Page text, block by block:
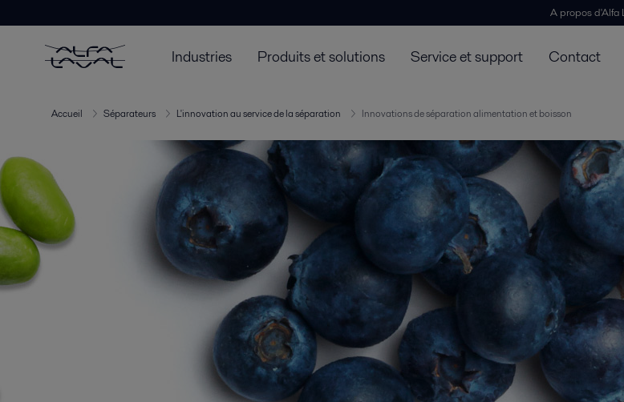
A propos d'Alfa
Industries Produits et solutions Service et support Contact
Accueil Séparateurs L'innovation au service de la séparation Innovations de séparation alimentation et boisson